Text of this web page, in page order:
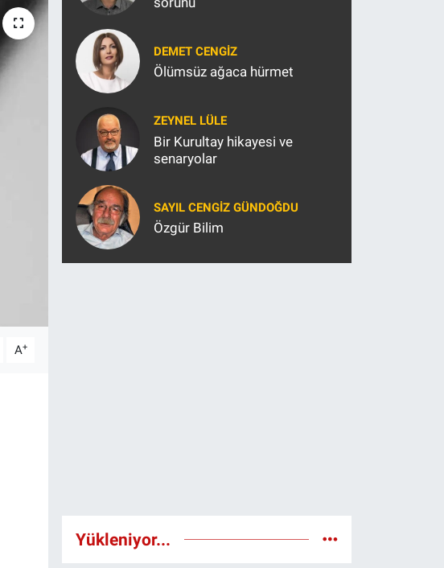
A+
DEMET CENGIZ
Ölümsüz ağaca hürmet
ZEYNEL LÜLE
Bir Kurultay hikayesi ve
senaryolar
SAYIL CENGIZ GÜNDOĞDU
Özgür Bilim
Yükleniyor...